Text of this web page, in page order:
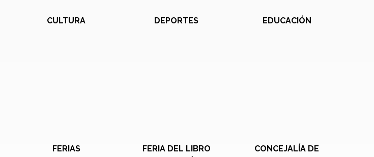
CULTURA DEPORTES EDUCACIÓN
FERIAS
FERIA DEL LIBRO
CONCEJALÍA DE